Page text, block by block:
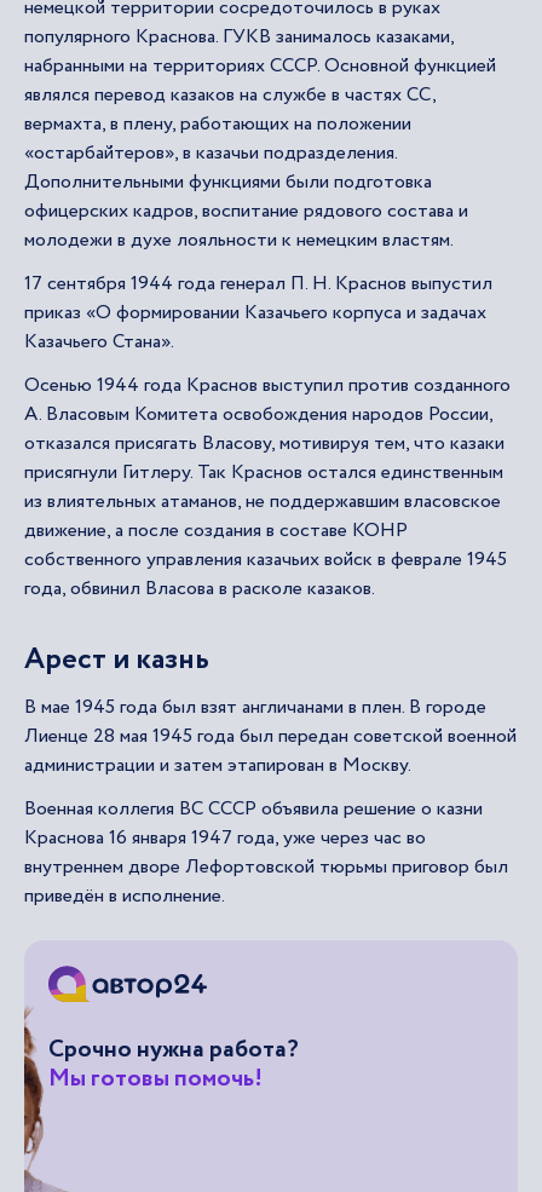
немецкой территории сосредоточилось в руках
популярного Краснова. ГУКВ занималось казаками,
набранными на территориях СССР. Основной функцией
являлся перевод казаков на службе в частях СС,
вермахта, в плену, работающих на положении
«остарбайтеров», в казачьи подразделения.
Дополнительными функциями были подготовка
офицерских кадров, воспитание рядового состава и
молодежи в духе лояльности к немецким властям.
17 сентября 1944 года генерал П. Н. Краснов выпустил
приказ «О формировании Казачьего корпуса и задачах
Казачьего Стана».
Осенью 1944 года Краснов выступил против созданного
А. Власовым Комитета освобождения народов России,
отказался присягать Власову, мотивируя тем, что казаки
присягнули Гитлеру. Так Краснов остался единственным
из влиятельных атаманов, не поддержавшим власовское
движение, а после создания в составе КОНР
собственного управления казачьих войск в феврале 1945
года, обвинил Власова в расколе казаков.
Арест и казнь
В мае 1945 года был взят англичанами в плен. В городе
Лиенце 28 мая 1945 года был передан советской военной
администрации и затем этапирован в Москву.
Военная коллегия ВС СССР объявила решение о казни
Краснова 16 января 1947 года, уже через час во
внутреннем дворе Лефортовской тюрьмы приговор был
приведён в исполнение.
Срочно нужна работа?
Мы готовы помочь!